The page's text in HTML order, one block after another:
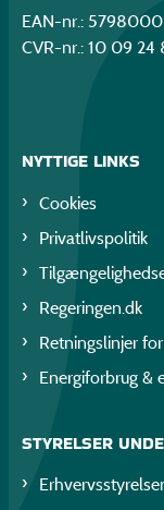
EAN-nr.:
CVR-nr.: 10 09 24
NYTTIGE LINKS
Cookies
Privatlivspolitik
Regeringen.dk
Retningslinjer
Energiforbrug &
STYRELSER